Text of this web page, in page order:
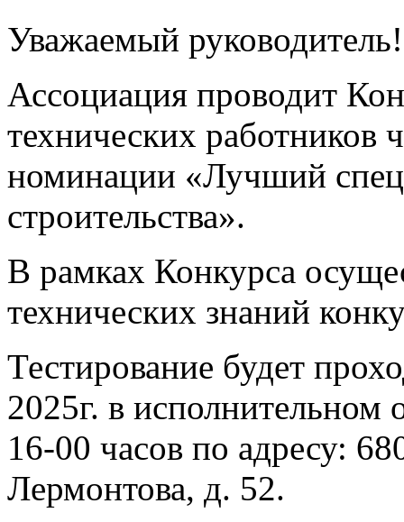
Уважаемый руководитель!
Ассоциация проводит
технических работников
номинации «Лучший
строительства».
В рамках Конкурса
технических знаний
Тестирование будет
2025г. в исполнительном
16-00 часов по адресу:
Лермонтова, д. 52.